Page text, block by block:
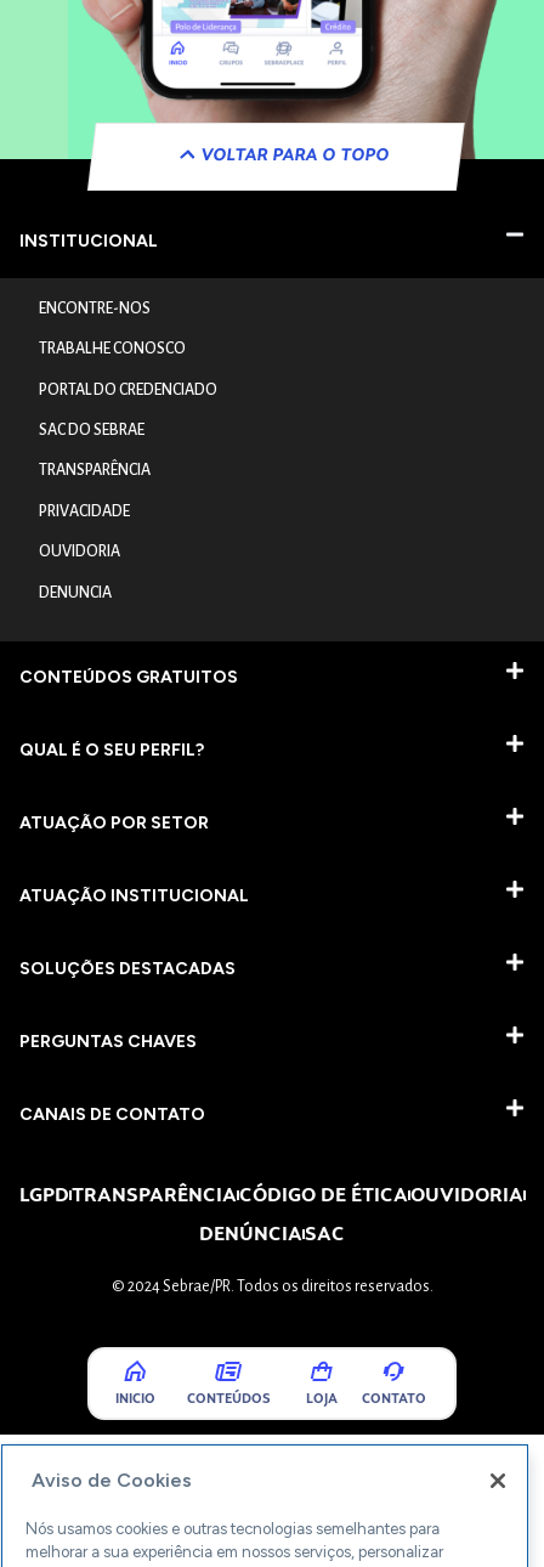
VOLTAR PARA O TOPO
INSTITUCIONAL
ENCONTRE-NOS
TRABALHE CONOSCO
PORTAL DO CREDENCIADO
SAC DO SEBRAE
TRANSPARÊNCIA
PRIVACIDADE
OUVIDORIA
DENUNCIA
CONTEÚDOS GRATUITOS
QUAL É O SEU PERFIL?
ATUAÇÃO POR SETOR
ATUAÇÃO INSTITUCIONAL
SOLUÇÕES DESTACADAS
PERGUNTAS CHAVES​
CANAIS DE CONTATO
LGPDTRANSPARÊNCIACÓDIGO DE ÉTICAOUVIDORIA
DENÚNCIASAC
© 2024 Sebrae/PR. Todos os direitos reservados.
INICIO CONTEÚDOS LOJA CONTATO
Aviso de Cookies
Nós usamos cookies e outras tecnologias semelhantes para
melhorar a sua experiência em nossos serviços, personalizar